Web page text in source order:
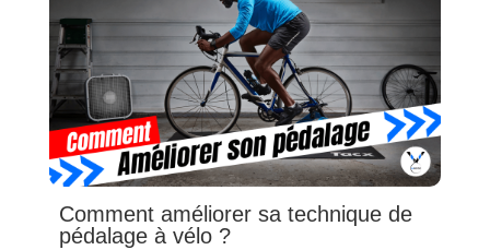
Comment améliorer sa technique de
pédalage à vélo ?